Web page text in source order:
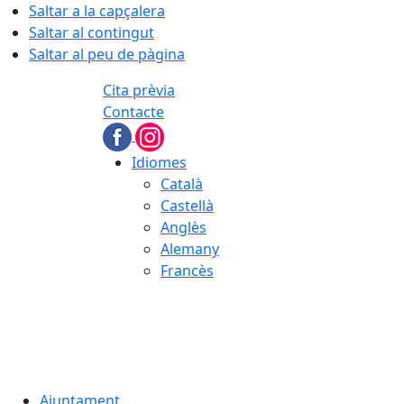
Saltar a la capçalera
Saltar al contingut
Saltar al peu de pàgina
Cita prèvia
Contacte
Idiomes
Català
Castellà
Anglès
Alemany
Francès